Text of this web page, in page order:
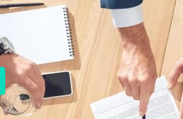
complex ELITE CITY, Strada Bulevardul Muncii,